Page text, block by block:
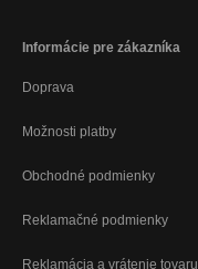
Informácie pre zákazníka
Doprava
Možnosti platby
Obchodné podmienky
Reklamačné podmienky
Reklamácia a vrátenie tovaru